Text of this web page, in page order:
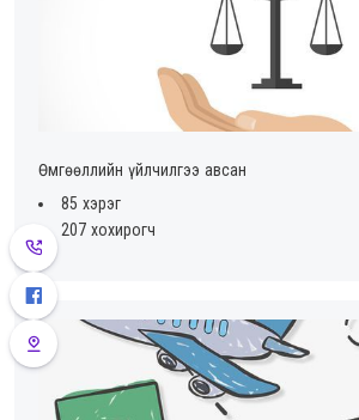
Өмгөөллийн үйлчилгээ авсан
85 хэрэг
207 хохирогч